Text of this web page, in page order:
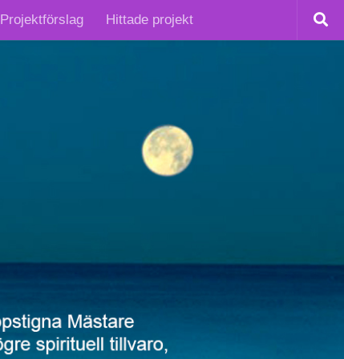
Projektförslag Hittade projekt